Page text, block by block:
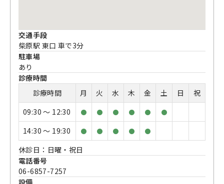
交通手段
柴原駅 東口 車で3分
駐車場
あり
診療時間
診療時間
月 火 水 木 金 土 日
祝
09:30 〜 12:30
● ● ● ● ● ●
14:30 〜 19:30 ● ● ● ● ●
休診日：日曜・祝日
電話番号
06-6857-7257
設備